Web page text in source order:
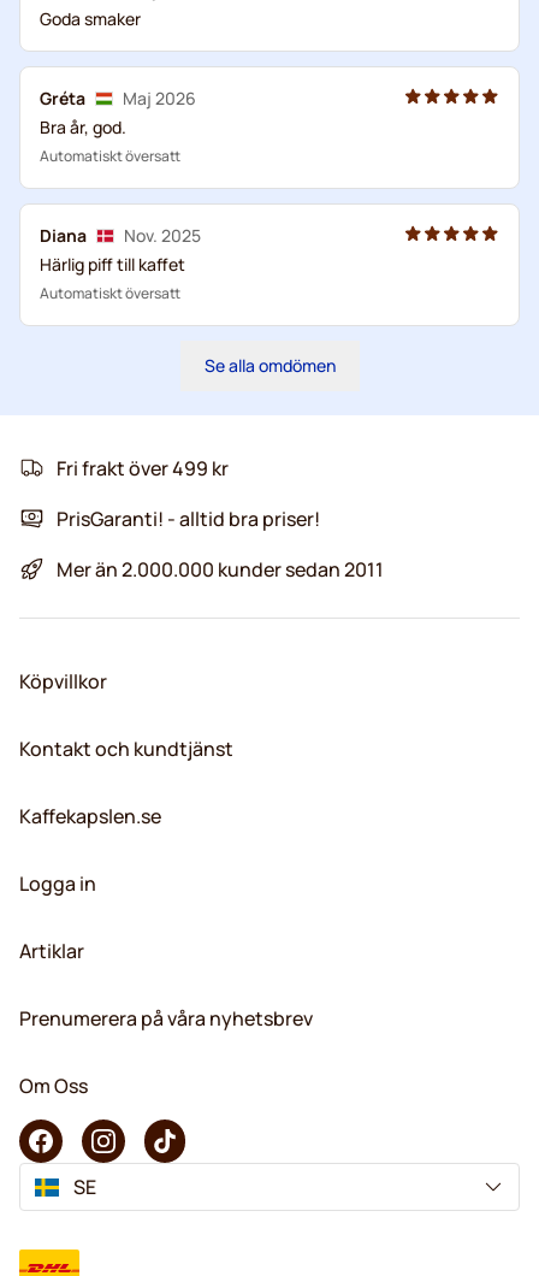
Goda smaker
Gréta
Maj 2026
Bra år, god.
Automatiskt översatt
Diana
Nov. 2025
Härlig piff till kaffet
Automatiskt översatt
Se alla omdömen
Fri frakt över 499 kr
PrisGaranti! - alltid bra priser!
Mer än 2.000.000 kunder sedan 2011
Köpvillkor
Kontakt och kundtjänst
Kaffekapslen.se
Logga in
Artiklar
Prenumerera på våra nyhetsbrev
Om Oss
SE